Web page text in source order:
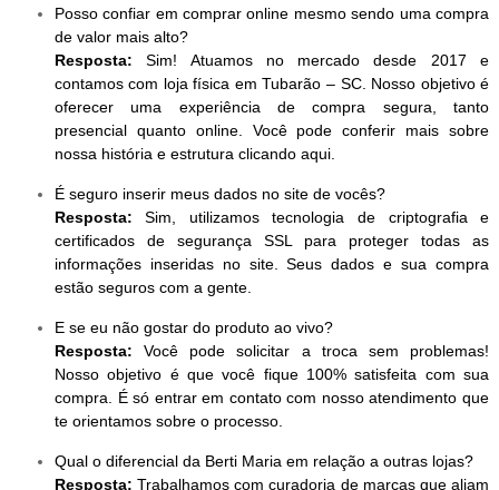
Posso confiar em comprar online mesmo sendo uma compra
de valor mais alto?
Resposta: Sim! Atuamos no mercado desde 2017 e
contamos com loja física em Tubarão – SC. Nosso objetivo é
oferecer uma experiência de compra segura, tanto
presencial quanto online. Você pode conferir mais sobre
nossa história e estrutura clicando aqui.
É seguro inserir meus dados no site de vocês?
Resposta: Sim, utilizamos tecnologia de criptografia e
certificados de segurança SSL para proteger todas as
informações inseridas no site. Seus dados e sua compra
estão seguros com a gente.
E se eu não gostar do produto ao vivo?
Resposta: Você pode solicitar a troca sem problemas!
Nosso objetivo é que você fique 100% satisfeita com sua
compra. É só entrar em contato com nosso atendimento que
te orientamos sobre o processo.
Qual o diferencial da Berti Maria em relação a outras lojas?
Resposta: Trabalhamos com curadoria de marcas que aliam